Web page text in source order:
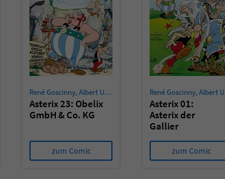
René Goscinny,Albert Uderzo
Asterix 23: Obelix
GmbH & Co. KG
zum Comic
René Goscinny,Albert Uderzo
Asterix 01:
Asterix der
Gallier
zum Comic